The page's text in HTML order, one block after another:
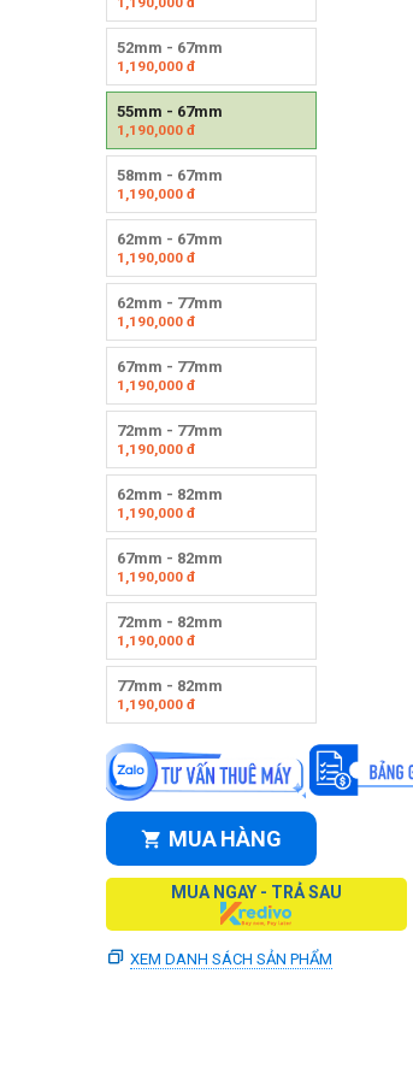
52mm - 67mm
1,190,000đ
55mm - 67mm
1,190,000đ
58mm - 67mm
1,190,000đ
62mm - 67mm
1,190,000đ
62mm - 77mm
1,190,000đ
67mm - 77mm
1,190,000đ
72mm - 77mm
1,190,000đ
62mm - 82mm
1,190,000đ
67mm - 82mm
1,190,000đ
72mm - 82mm
1,190,000đ
77mm - 82mm
1,190,000đ
MUA HÀNG
MUA NGAY - TRẢ SAU
XEM DANH SÁCH SẢN PHẨM